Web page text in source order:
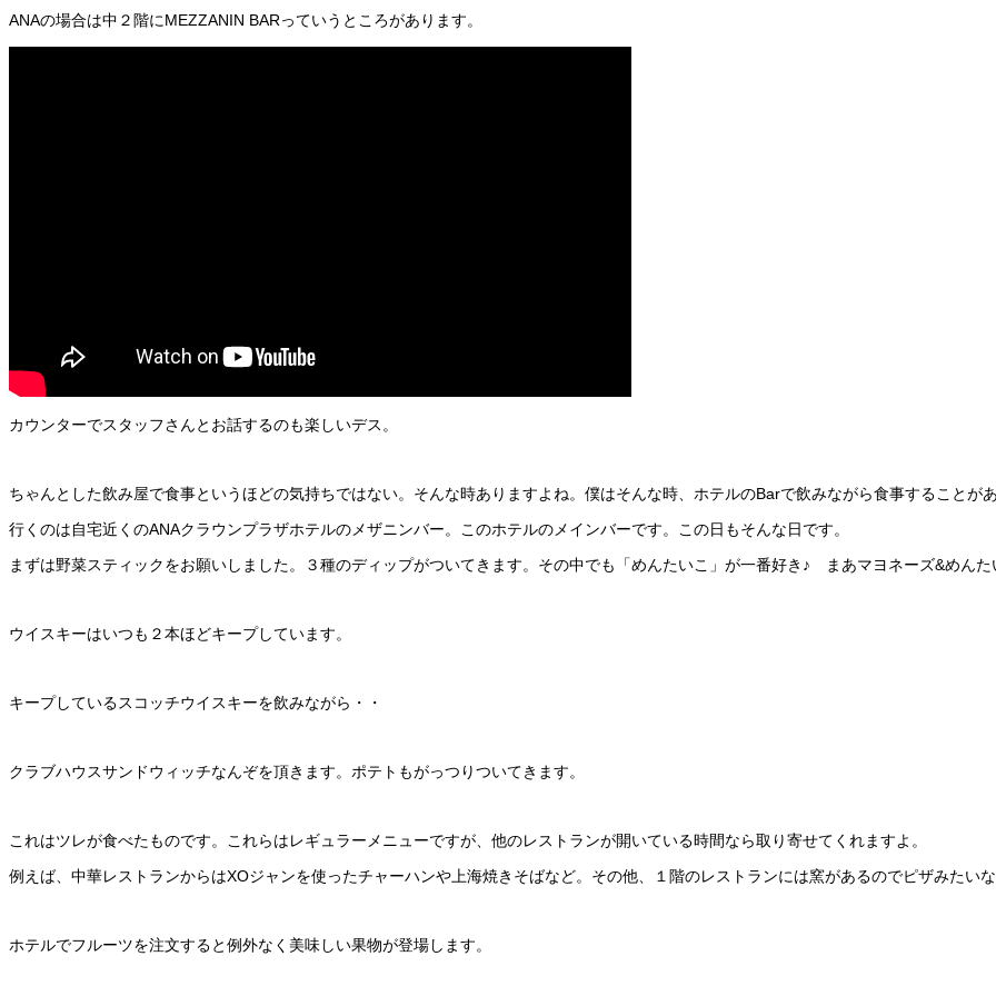
ANAの場合は中２階にMEZZANIN BARっていうところがあります。
カウンターでスタッフさんとお話するのも楽しいデス。
ちゃんとした飲み屋で食事というほどの気持ちではない。そんな時ありますよね。僕はそんな時、ホテルのBarで飲みながら食事することがあ
行くのは自宅近くのANAクラウンプラザホテルのメザニンバー。このホテルのメインバーです。この日もそんな日です。
まずは野菜スティックをお願いしました。３種のディップがついてきます。その中でも「めんたいこ」が一番好き♪ まあマヨネーズ&めんた
ウイスキーはいつも２本ほどキープしています。
キープしているスコッチウイスキーを飲みながら・・
クラブハウスサンドウィッチなんぞを頂きます。ポテトもがっつりついてきます。
これはツレが食べたものです。これらはレギュラーメニューですが、他のレストランが開いている時間なら取り寄せてくれますよ。
例えば、中華レストランからはXOジャンを使ったチャーハンや上海焼きそばなど。その他、１階のレストランには窯があるのでピザみたいな
ホテルでフルーツを注文すると例外なく美味しい果物が登場します。